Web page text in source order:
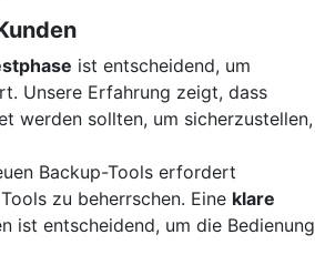
ist entscheidend, um
Unsere Erfahrung zeigt, dass
werden sollten, um sicherzustellen,
Backup-Tools erfordert
zu beherrschen. Eine klare
ist entscheidend, um die Bedienung